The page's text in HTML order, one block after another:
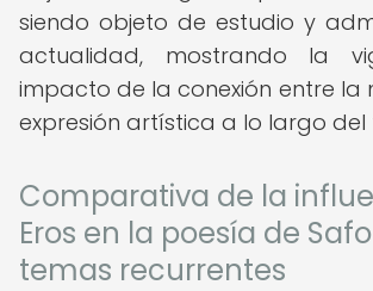
siendo objeto de estudio y
actualidad, mostrando la
impacto de la conexión entre la
expresión artística a lo largo del
Comparativa de la
Eros en la poesía de
temas recurrentes